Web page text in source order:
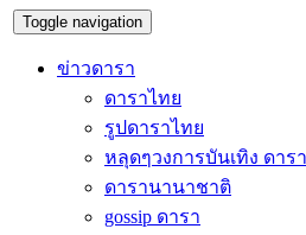
Toggle navigation
ข่าวดารา
ดาราไทย
รูปดาราไทย
หลุดๆวงการบันเทิง ดาร
ดารานานาชาติ
gossip ดารา